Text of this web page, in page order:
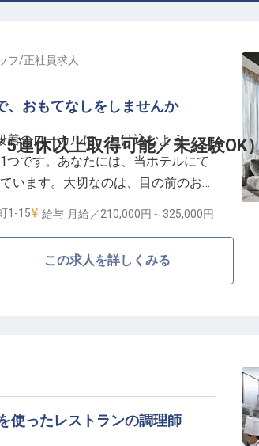
連休以上取得可能／未経験OK
フ/正社員求人
、おもてなしをしませんか
着のローカルに、とけ込むよう
つです。あなたには、当ホテルにて
います。大切なのは、目の前のお客
こと。未経験の方でもお客様の気持
」「Freedom」の「3F」を大切に
1-15 給与 月給／210,000円～ 325,000円
この求人を詳しくみる
使ったレストランの調理師